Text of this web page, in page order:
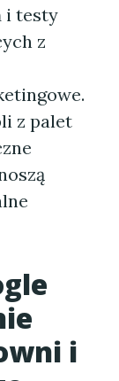
i testy
z
z palet
i